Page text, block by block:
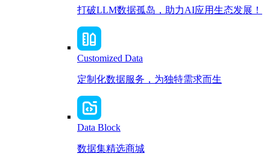
打破LLM数据孤岛，助力AI应用生态发展！
Customized Data
定制化数据服务，为独特需求而生
Data Block
数据集精选商城